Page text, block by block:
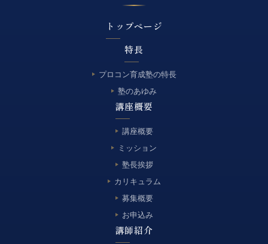
トップページ
特長
プロコン育成塾の特長
塾のあゆみ
講座概要
講座概要
ミッション
塾長挨拶
カリキュラム
募集概要
お申込み
講師紹介